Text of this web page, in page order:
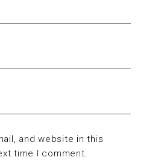
and website in this
time I comment.